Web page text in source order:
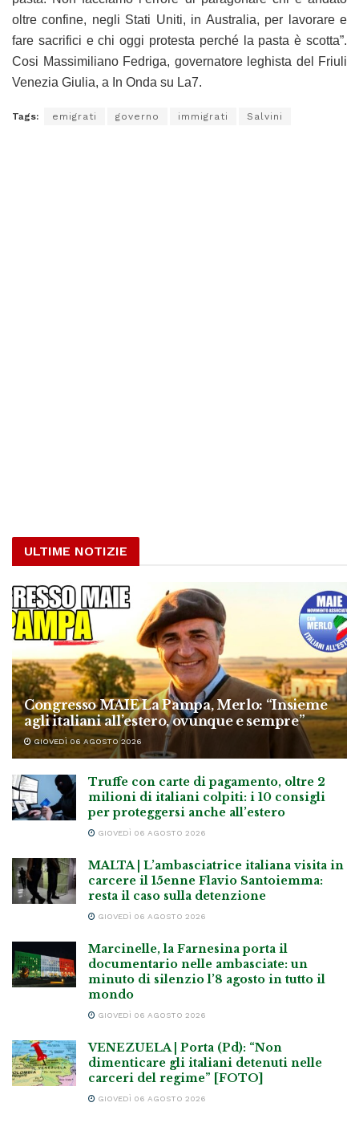
oltre confine, negli Stati Uniti, in Australia, per lavorare e
fare sacrifici e chi oggi protesta perché la pasta è scotta”.
Cosi Massimiliano Fedriga, governatore leghista del Friuli
Venezia Giulia, a In Onda su La7.
Tags: emigrati governo immigrati Salvini
ULTIME NOTIZIE
Congresso MAIE La Pampa, Merlo: “Insieme
agli italiani all’estero, ovunque e sempre”
GIOVEDÌ 06 AGOSTO 2026
Truffe con carte di pagamento, oltre 2
milioni di italiani colpiti: i 10 consigli
per proteggersi anche all’estero
GIOVEDÌ 06 AGOSTO 2026
MALTA | L’ambasciatrice italiana visita in
carcere il 15enne Flavio Santoiemma:
resta il caso sulla detenzione
GIOVEDÌ 06 AGOSTO 2026
Marcinelle, la Farnesina porta il
documentario nelle ambasciate: un
minuto di silenzio l’8 agosto in tutto il
mondo
GIOVEDÌ 06 AGOSTO 2026
VENEZUELA | Porta (Pd): “Non
dimenticare gli italiani detenuti nelle
carceri del regime” [FOTO]
GIOVEDÌ 06 AGOSTO 2026